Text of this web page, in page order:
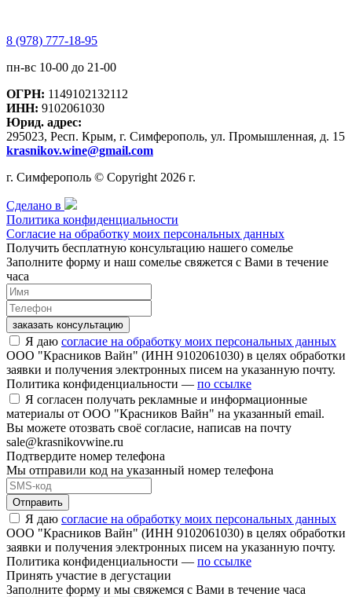
8 (978) 777-18-95
пн-вс 10-00 до 21-00
ОГРН: 1149102132112
ИНН: 9102061030
Юрид. адрес:
295023, Респ. Крым, г. Симферополь, ул. Промышленная, д. 15
krasnikov.wine@gmail.com
г. Симферополь © Copyright 2026 г.
Сделано в
Политика конфиденциальности
Согласие на обработку моих персональных данных
Получить бесплатную консультацию нашего сомелье
Заполните форму и наш сомелье свяжется с Вами в течение
часа
заказать консультацию
Я даю согласие на обработку моих персональных данных
ООО "Красников Вайн" (ИНН 9102061030) в целях обработки
заявки и получения электронных писем на указанную почту.
Политика конфиденциальности — по ссылке
Я согласен получать рекламные и информационные
материалы от ООО "Красников Вайн" на указанный email.
Вы можете отозвать своё согласие, написав на почту
sale@krasnikovwine.ru
Подтвердите номер телефона
Мы отправили код на указанный номер телефона
Отправить
Я даю согласие на обработку моих персональных данных
ООО "Красников Вайн" (ИНН 9102061030) в целях обработки
заявки и получения электронных писем на указанную почту.
Политика конфиденциальности — по ссылке
Принять участие в дегустации
Заполните форму и мы свяжемся с Вами в течение часа